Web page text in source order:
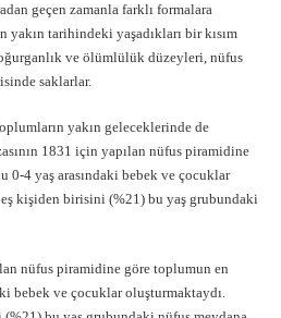
geçen zamanla farklı formalara
yakın tarihindeki yaşadıkları bir kısım
ve ölümlülük düzeyleri, nüfus
saklarlar.
yakın geleceklerinde de
1831 için yapılan nüfus piramidine
0-4 yaş arasındaki bebek ve çocuklar
kişiden birisini (%21) bu yaş grubundaki
nüfus piramidine göre toplumun en
bebek ve çocuklar oluşturmaktaydı.